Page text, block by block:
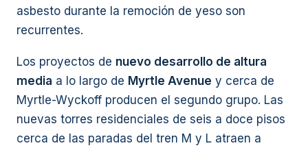
asbesto durante la remoción de yeso son
recurrentes.
Los proyectos de nuevo desarrollo de altura
media a lo largo de Myrtle Avenue y cerca de
Myrtle-Wyckoff producen el segundo grupo. Las
nuevas torres residenciales de seis a doce pisos
cerca de las paradas del tren M y L atraen a